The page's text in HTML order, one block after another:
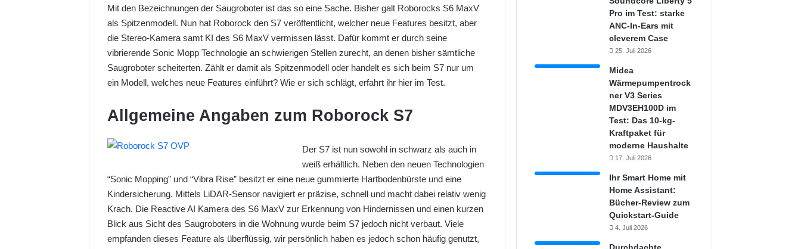
l
l
o
w
o
n
Mit den Bezeichnungen der Saugroboter ist das so eine Sache. Bisher galt Roborocks S6 MaxV
als Spitzenmodell. Nun hat Roborock den S7 veröffentlicht, welcher neue Features besitzt, aber
die Stereo-Kamera samt KI des S6 MaxV vermissen lässt. Dafür kommt er durch seine
vibrierende Sonic Mopp Technologie an schwierigen Stellen zurecht, an denen bisher sämtliche
Saugroboter scheiterten. Zählt er damit als Spitzenmodell oder handelt es sich beim S7 nur um
ein Modell, welches neue Features einführt? Wie er sich schlägt, erfahrt ihr hier im Test.
Allgemeine Angaben zum Roborock S7
Der S7 ist nun sowohl in schwarz als auch in
weiß erhältlich. Neben den neuen Technologien
“Sonic Mopping” und “Vibra Rise” besitzt er eine neue gummierte Hartbodenbürste und eine
Kindersicherung. Mittels LiDAR-Sensor navigiert er präzise, schnell und macht dabei relativ wenig
Krach. Die Reactive AI Kamera des S6 MaxV zur Erkennung von Hindernissen und einen kurzen
Blick aus Sicht des Saugroboters in die Wohnung wurde beim S7 jedoch nicht verbaut. Viele
empfanden dieses Feature als überflüssig, wir persönlich haben es jedoch schon häufig genutzt,
Pro im Test: starke
ANC-In-Ears mit
cleverem Case
25. Juli 2026
Midea
Wärmepumpentrock
ner V3 Series
MDV3EH100D im
Test: Das 10-kg-
Kraftpaket für
moderne Haushalte
17. Juli 2026
Ihr Smart Home mit
Home Assistant:
Bücher-Review zum
Quickstart-Guide
4. Juli 2026